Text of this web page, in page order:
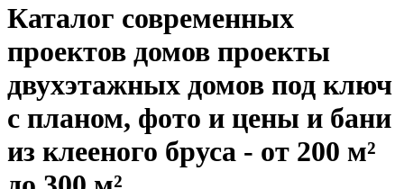
Каталог современных
проектов домов проекты
двухэтажных домов под ключ
с планом, фото и цены и бани
из клееного бруса - от 200 м²